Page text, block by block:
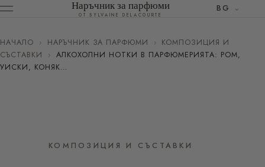
Наръчник за парфюми
ОТ SYLVAINE DELACOURTE
BG
НАЧАЛО › НАРЪЧНИК ЗА ПАРФЮМИ › КОМПОЗИЦИЯ И
СЪСТАВКИ
› АЛКОХОЛНИ НОТКИ В ПАРФЮМЕРИЯТА: РОМ,
УИСКИ, КОНЯК…
КОМПОЗИЦИЯ И СЪСТАВКИ